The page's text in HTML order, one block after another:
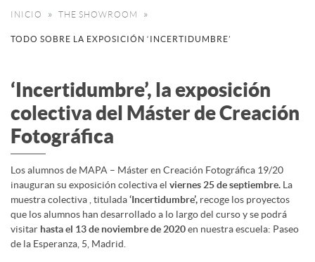
INICIO THE SHOWROOM
TODO SOBRE LA EXPOSICIÓN ‘INCERTIDUMBRE’
‘Incertidumbre’, la exposición
colectiva del Máster de Creación
Fotográfica
Los alumnos de MAPA – Máster en Creación Fotográfica 19/20
inauguran su exposición colectiva el viernes 25 de septiembre. La
muestra colectiva , titulada‘Incertidumbre’, recoge los proyectos
que los alumnos han desarrollado a lo largo del curso y se podrá
visitar hasta el 13 de noviembre de 2020en nuestra escuela: Paseo
de la Esperanza, 5, Madrid.